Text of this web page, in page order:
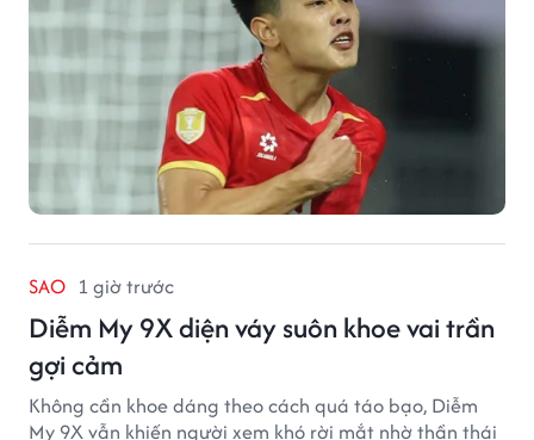
SAO 1 giờ trước
Diễm My 9X diện váy suôn khoe vai trần
gợi cảm
Không cần khoe dáng theo cách quá táo bạo, Diễm
My 9X vẫn khiến người xem khó rời mắt nhờ thần thái